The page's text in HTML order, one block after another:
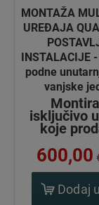
MONTAŽA
UREĐAJA
INSTALACIJE
podne
vanjske
isključivo
koje
600,00
Dodaj